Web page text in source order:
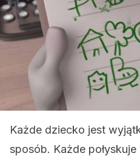
Każde dziecko jest
sposób. Każde połyskuje